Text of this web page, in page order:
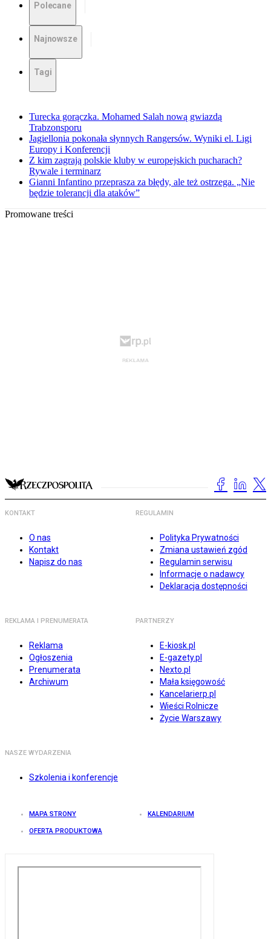
Polecane
Najnowsze
Tagi
Turecka gorączka. Mohamed Salah nową gwiazdą
Trabzonsporu
Jagiellonia pokonała słynnych Rangersów. Wyniki el. Ligi
Europy i Konferencji
Z kim zagrają polskie kluby w europejskich pucharach?
Rywale i terminarz
Gianni Infantino przeprasza za błędy, ale też ostrzega. „Nie
będzie tolerancji dla ataków”
Promowane treści
KONTAKT
O nas
Kontakt
Napisz do nas
REGULAMIN
Polityka Prywatności
Zmiana ustawień zgód
Regulamin serwisu
Informacje o nadawcy
Deklaracja dostępności
REKLAMA I PRENUMERATA
Reklama
Ogłoszenia
Prenumerata
Archiwum
PARTNERZY
E-kiosk.pl
E-gazety.pl
Nexto.pl
Mała księgowość
Kancelarierp.pl
Wieści Rolnicze
Życie Warszawy
NASZE WYDARZENIA
Szkolenia i konferencje
MAPA STRONY KALENDARIUM
OFERTA PRODUKTOWA